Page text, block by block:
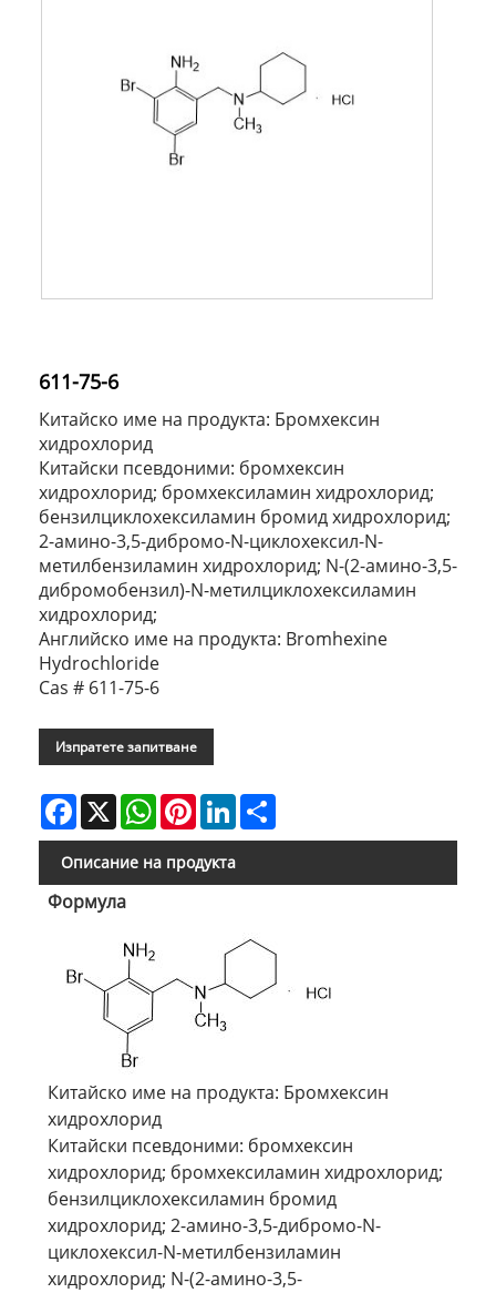
611-75-6
Китайско име на продукта: Бромхексин
хидрохлорид
Китайски псевдоними: бромхексин
хидрохлорид; бромхексиламин хидрохлорид;
бензилциклохексиламин бромид хидрохлорид;
2-амино-3,5-дибромо-N-циклохексил-N-
метилбензиламин хидрохлорид; N-(2-амино-3,5-
дибромобензил)-N-метилциклохексиламин
хидрохлорид;
Английско име на продукта: Bromhexine
Hydrochloride
Cas # 611-75-6
Изпратете запитване
Facebook
X WhatsAppPinterestLinkedIn
Описание на продукта
Формула
Китайско име на продукта: Бромхексин
хидрохлорид
Китайски псевдоними: бромхексин
хидрохлорид; бромхексиламин хидрохлорид;
бензилциклохексиламин бромид
хидрохлорид; 2-амино-3,5-дибромо-N-
циклохексил-N-метилбензиламин
хидрохлорид; N-(2-амино-3,5-